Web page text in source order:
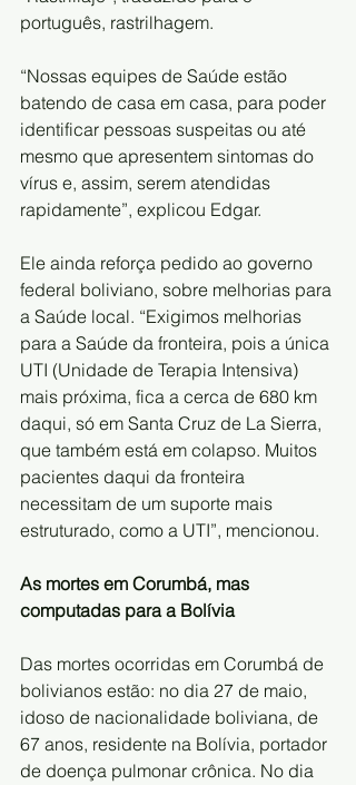
português, rastrilhagem.
“Nossas equipes de Saúde estão
batendo de casa em casa, para poder
identificar pessoas suspeitas ou até
mesmo que apresentem sintomas do
vírus e, assim, serem atendidas
rapidamente”, explicou Edgar.
Ele ainda reforça pedido ao governo
federal boliviano, sobre melhorias para
a Saúde local. “Exigimos melhorias
para a Saúde da fronteira, pois a única
UTI (Unidade de Terapia Intensiva)
mais próxima, fica a cerca de 680 km
daqui, só em Santa Cruz de La Sierra,
que também está em colapso. Muitos
pacientes daqui da fronteira
necessitam de um suporte mais
estruturado, como a UTI”, mencionou.
As mortes em Corumbá, mas
computadas para a Bolívia
Das mortes ocorridas em Corumbá de
bolivianos estão: no dia 27 de maio,
idoso de nacionalidade boliviana, de
67 anos, residente na Bolívia, portador
de doença pulmonar crônica. No dia